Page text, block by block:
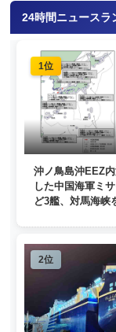
24時間ニュースラ
1位
沖ノ鳥島沖EEZ
した中国海軍ミ
ど3艦、対馬海峡
2位